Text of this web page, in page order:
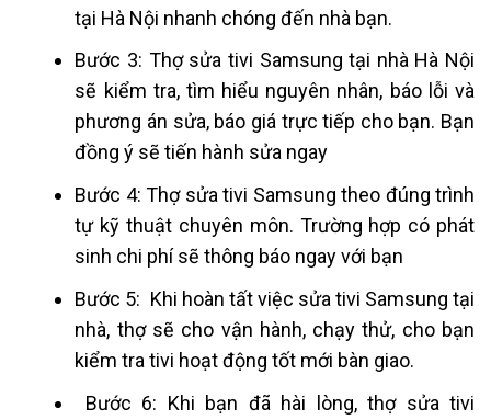
tại Hà Nội nhanh chóng đến nhà bạn.
Bước 3: Thợ sửa tivi Samsung tại nhà Hà Nội
sẽ kiểm tra, tìm hiểu nguyên nhân, báo lỗi và
phương án sửa, báo giá trực tiếp cho bạn. Bạn
đồng ý sẽ tiến hành sửa ngay
Bước 4: Thợ sửa tivi Samsung theo đúng trình
tự kỹ thuật chuyên môn. Trường hợp có phát
sinh chi phí sẽ thông báo ngay với bạn
Bước 5: Khi hoàn tất việc sửa tivi Samsung tại
nhà, thợ sẽ cho vận hành, chạy thử, cho bạn
kiểm tra tivi hoạt động tốt mới bàn giao.
Bước 6: Khi bạn đã hài lòng, thợ sửa tivi